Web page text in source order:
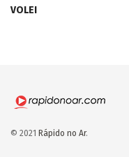
VOLEI
© 2021 Rápido no Ar.